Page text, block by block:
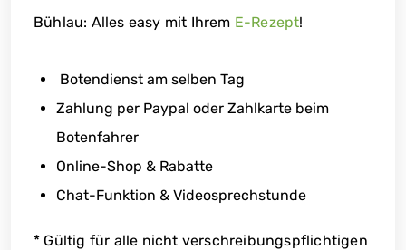
Bühlau: Alles easy mit Ihrem E-Rezept!
Botendienst am selben Tag
Zahlung per Paypal oder Zahlkarte beim
Botenfahrer
Online-Shop & Rabatte
Chat-Funktion & Videosprechstunde
* Gültig für alle nicht verschreibungspflichtigen